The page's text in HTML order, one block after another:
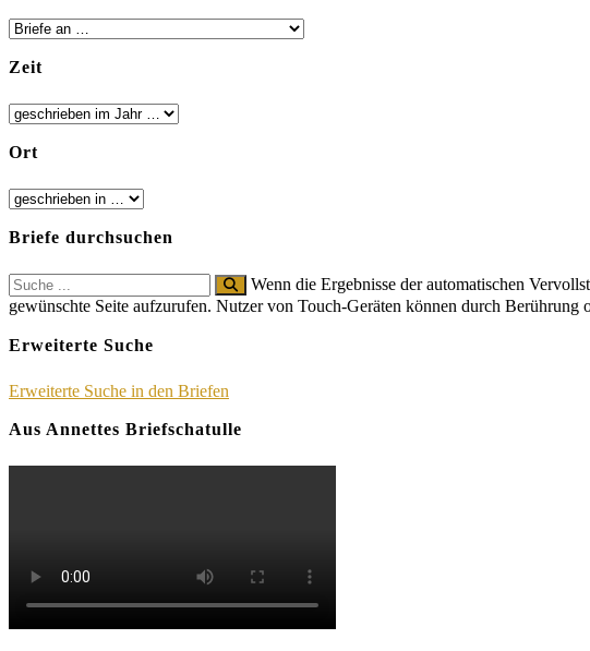
Zeit
Ort
Briefe durchsuchen
Search
for:
Wenn die Ergebnisse der automatischen
gewünschte Seite aufzurufen. Nutzer von Touch-Geräten können durch Berührung
Erweiterte Suche
Erweiterte Suche in den Briefen
Aus Annettes Briefschatulle